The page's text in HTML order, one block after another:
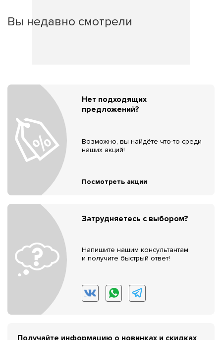
Вы недавно смотрели
Нет подходящих
предложений?
Возможно, вы найдёте что-то среди
наших акций!
Посмотреть акции
Затрудняетесь с выбором?
Напишите нашим консультантам
и получите быстрый ответ!
Получайте информацию о новинках и скидках